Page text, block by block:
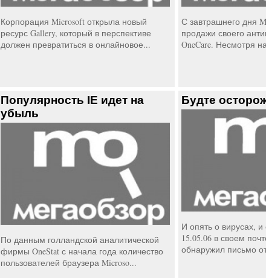
Корпорация Microsoft открыла новый
ресурс Gallery, который в перспективе
должен превратиться в онлайновое...
С завтрашнего дня
продажи своего
OneCare. Несмотря
Популярность IE идет на
убыль
По данным голландской аналитической
фирмы OneStat с начала года количество
пользователей браузера Microso...
Будте
И опять о вирусах,
15.05.06 в своем
обнаружил письмо